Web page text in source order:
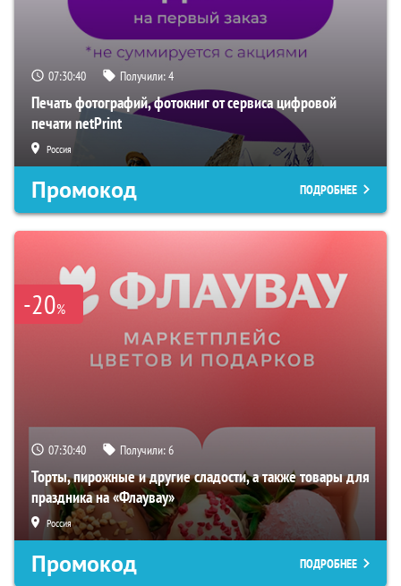
07:30:39 Получили:4
Печать фотографий, фотокниг от сервиса цифровой
печати netPrint
Россия
Промокод ПОДРОБНЕЕ
-20%
07:30:39 Получили:6
Торты, пирожные и другие сладости, а также товары для
праздника на «Флаувау»
Россия
Промокод ПОДРОБНЕЕ